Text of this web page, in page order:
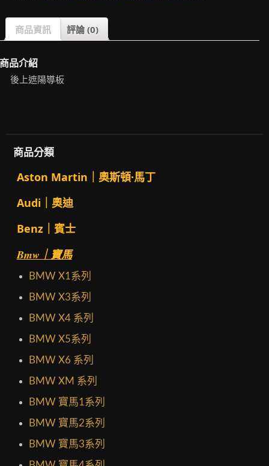
商品資訊 評論 (0)
品介紹
後上遮陽導板
商品分類
Aston Martin｜奧斯頓·馬丁
Audi｜奧迪
Benz｜賓士
Bmw｜寶馬
BMW X1系列
BMW X3系列
BMW X4 系列
BMW X5系列
BMW X6 系列
BMW XM 系列
BMW 寶馬1系列
BMW 寶馬2系列
BMW 寶馬3系列